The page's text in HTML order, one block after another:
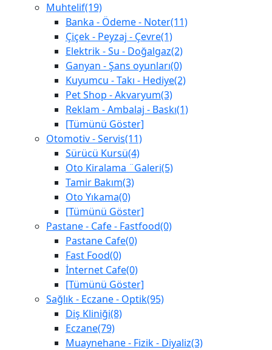
Muhtelif(19)
Banka - Ödeme - Noter(11)
Çiçek - Peyzaj - Çevre(1)
Elektrik - Su - Doğalgaz(2)
Ganyan - Şans oyunları(0)
Kuyumcu - Takı - Hediye(2)
Pet Shop - Akvaryum(3)
Reklam - Ambalaj - Baskı(1)
[Tümünü Göster]
Otomotiv - Servis(11)
Sürücü Kursü(4)
Oto Kiralama ¨Galeri(5)
Tamir Bakım(3)
Oto Yıkama(0)
[Tümünü Göster]
Pastane - Cafe - Fastfood(0)
Pastane Cafe(0)
Fast Food(0)
İnternet Cafe(0)
[Tümünü Göster]
Sağlık - Eczane - Optik(95)
Diş Kliniği(8)
Eczane(79)
Muaynehane - Fizik - Diyaliz(3)